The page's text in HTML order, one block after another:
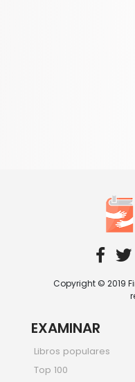
Copyright © 2019
EXAMINAR
Libros populares
Top 100